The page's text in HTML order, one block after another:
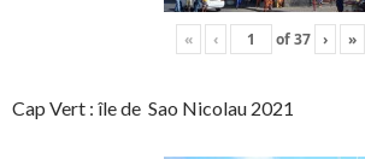
« ‹ of37 › »
Cap Vert : île de Sao Nicolau 2021